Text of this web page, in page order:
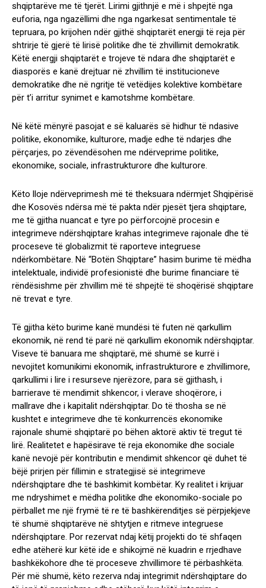
shqiptarëve me të tjerët. Lirimi gjithnjë e më i shpejtë nga
euforia, nga ngazëllimi dhe nga ngarkesat sentimentale të
tepruara, po krijohen ndër gjithë shqiptarët energji të reja për
shtrirje të gjerë të lirisë politike dhe të zhvillimit demokratik.
Këtë energji shqiptarët e trojeve të ndara dhe shqiptarët e
diasporës e kanë drejtuar në zhvillim të institucioneve
demokratike dhe në ngritje të vetëdijes kolektive kombëtare
për t’i arritur synimet e kamotshme kombëtare.
Në këtë mënyrë pasojat e së kaluarës së hidhur të ndasive
politike, ekonomike, kulturore, madje edhe të ndarjes dhe
përçarjes, po zëvendësohen me ndërveprime politike,
ekonomike, sociale, infrastrukturore dhe kulturore.
Këto lloje ndërveprimesh më të theksuara ndërmjet Shqipërisë
dhe Kosovës ndërsa më të pakta ndër pjesët tjera shqiptare,
me të gjitha nuancat e tyre po përforcojnë procesin e
integrimeve ndërshqiptare krahas integrimeve rajonale dhe të
proceseve të globalizmit të raporteve integruese
ndërkombëtare. Në “Botën Shqiptare” hasim burime të mëdha
intelektuale, individë profesionistë dhe burime financiare të
rëndësishme për zhvillim më të shpejtë të shoqërisë shqiptare
në trevat e tyre.
Të gjitha këto burime kanë mundësi të futen në qarkullim
ekonomik, në rend të parë në qarkullim ekonomik ndërshqiptar.
Viseve të banuara me shqiptarë, më shumë se kurrë i
nevojitet komunikimi ekonomik, infrastrukturore e zhvillimore,
qarkullimi i lire i resurseve njerëzore, para së gjithash, i
barrierave të mendimit shkencor, i vlerave shoqërore, i
mallrave dhe i kapitalit ndërshqiptar. Do të thosha se në
kushtet e integrimeve dhe të konkurrencës ekonomike
rajonale shumë shqiptarë po bëhen aktorë aktiv të tregut të
lirë. Realitetet e hapësirave të reja ekonomike dhe sociale
kanë nevojë për kontributin e mendimit shkencor që duhet të
bëjë prirjen për fillimin e strategjisë së integrimeve
ndërshqiptare dhe të bashkimit kombëtar. Ky realitet i krijuar
me ndryshimet e mëdha politike dhe ekonomiko-sociale po
përballet me një frymë të re të bashkërenditjes së përpjekjeve
të shumë shqiptarëve në shtytjen e ritmeve integruese
ndërshqiptare. Por rezervat ndaj këtij projekti do të shfaqen
edhe atëherë kur këtë ide e shikojmë në kuadrin e rrjedhave
bashkëkohore dhe të proceseve zhvillimore të përbashkëta.
Për më shumë, këto rezerva ndaj integrimit ndërshqiptare do